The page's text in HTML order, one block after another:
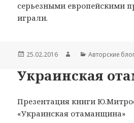
серьезными европейскими
играли.
Опубликовано
25.02.2016 АвторРубрики
Авторские
Украинская
Презентация книги
«Украинская отаманщина»